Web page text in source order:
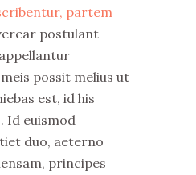
partem
postulant
possit melius ut
est, id his
Id euismod
duo, aeterno
principes